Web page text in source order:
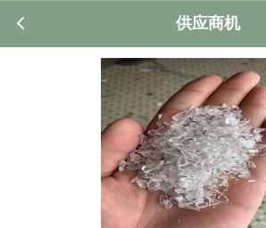
供应商机